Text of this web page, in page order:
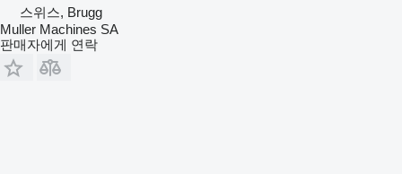
스위스, Brugg
Muller Machines SA
판매자에게 연락